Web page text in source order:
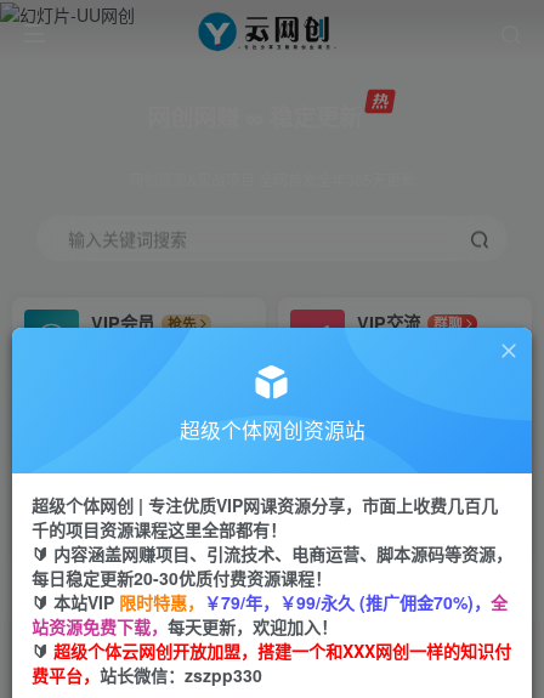
输入关键词搜索
VIP会员
抢先
VIP交流
群聊
研究探讨更多创业项目路子。
会员专属推广链接
招募站长
挂机
项目
脚本卡密
APP下载
GO
首页 创业课程 会员专属 正文
（6848期）8月风口项目，小红书虚拟法考资料，
一部手机日入1000+（教程+素材）
超级个体网创资源站
超级个体网创 | 专注优质VIP网课资源分享，市面上收费几百几
千的项目资源课程这里全部都有！
🔰 内容涵盖网赚项目、引流技术、电商运营、脚本源码等资源，
每日稳定更新20-30优质付费资源课程！
🔰 本站VIP 限时特惠， ￥79/年，￥99/永久 (推广佣金70%)， 全
站资源免费下载， 每天更新，欢迎加入！
🔰 超级个体云网创开放加盟，搭建一个和XXX网创一样的知识付
费平台， 站长微信：zszpp330